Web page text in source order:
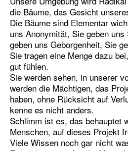
die Bäume, das Gesicht
Die Bäume sind Elementar
uns Anonymität, Sie geben
geben uns Geborgenheit, Sie
Sie tragen eine Menge dazu
gut fühlen.
Sie werden sehen, in unserer
werden die Mächtigen, das
haben, ohne Rücksicht auf
kenne es nicht anders.
Schlimm ist es, das behauptet
Menschen, auf dieses Projekt
Viele Wissen noch gar nicht